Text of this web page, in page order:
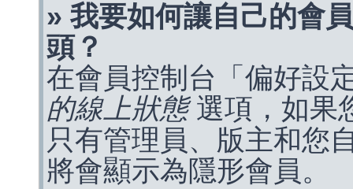
» 我要如何讓自己的會
頭？
在會員控制台「偏好設
的線上狀態選項，如果
只有管理員、版主和您
將會顯示為隱形會員。